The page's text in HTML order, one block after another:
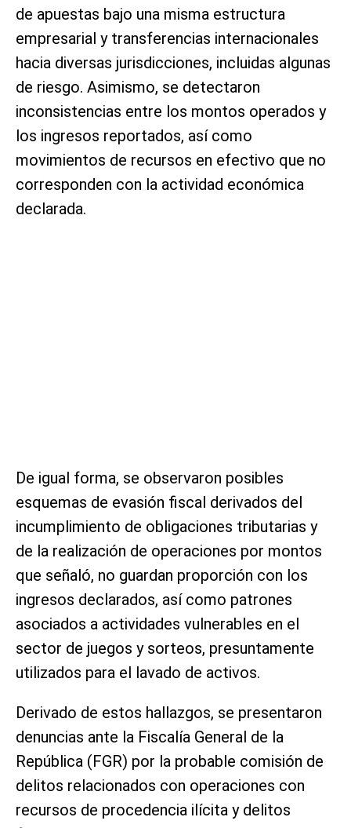
de apuestas bajo una misma estructura
empresarial y transferencias internacionales
hacia diversas jurisdicciones, incluidas algunas
de riesgo. Asimismo, se detectaron
inconsistencias entre los montos operados y
los ingresos reportados, así como
movimientos de recursos en efectivo que no
corresponden con la actividad económica
declarada.
De igual forma, se observaron posibles
esquemas de evasión fiscal derivados del
incumplimiento de obligaciones tributarias y
de la realización de operaciones por montos
que señaló, no guardan proporción con los
ingresos declarados, así como patrones
asociados a actividades vulnerables en el
sector de juegos y sorteos, presuntamente
utilizados para el lavado de activos.
Derivado de estos hallazgos, se presentaron
denuncias ante la Fiscalía General de la
República (FGR) por la probable comisión de
delitos relacionados con operaciones con
recursos de procedencia ilícita y delitos